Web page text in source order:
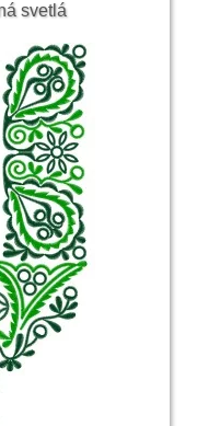
svetlá